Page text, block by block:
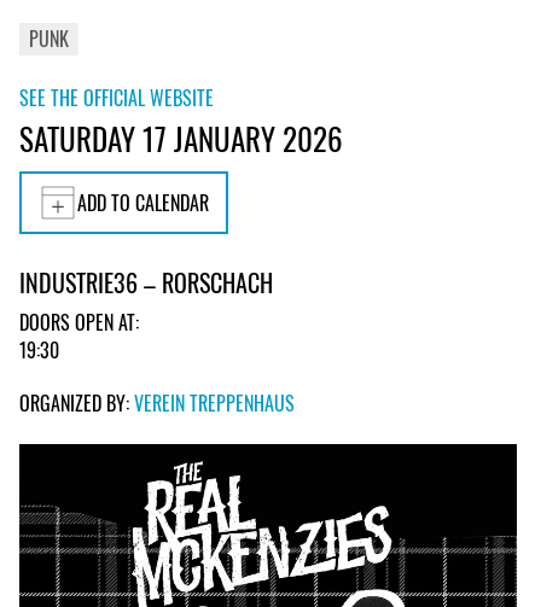
PUNK
SEE THE OFFICIAL WEBSITE
SATURDAY 17 JANUARY 2026
ADD TO CALENDAR
INDUSTRIE36 – RORSCHACH
DOORS OPEN AT:
19:30
ORGANIZED BY:VEREIN TREPPENHAUS